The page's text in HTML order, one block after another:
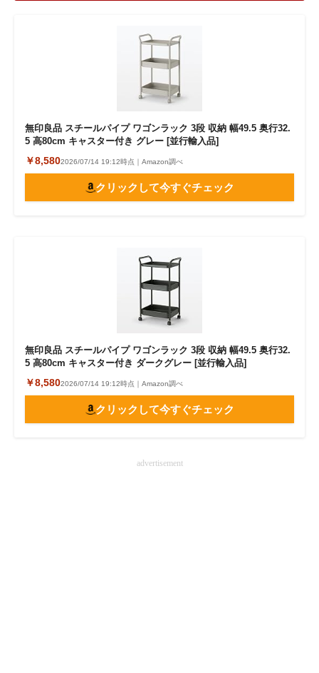
無印良品 スチールパイプ ワゴンラック 3段 収納 幅49.5 奥行32.
5 高80cm キャスター付き グレー [並行輸入品]
￥8,5802026/07/14 19:12時点｜Amazon調べ
クリックして今すぐチェック
無印良品 スチールパイプ ワゴンラック 3段 収納 幅49.5 奥行32.
5 高80cm キャスター付き ダークグレー [並行輸入品]
￥8,5802026/07/14 19:12時点｜Amazon調べ
クリックして今すぐチェック
advertisement